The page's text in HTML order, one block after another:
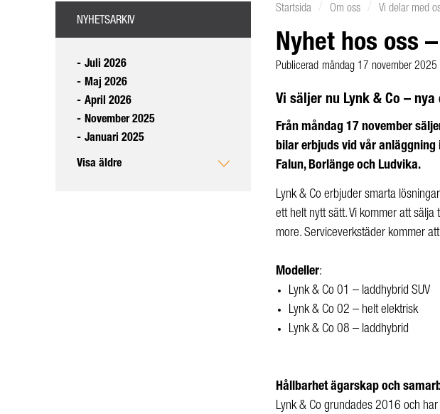
NYHETSARKIV
- Juli 2026
- Maj 2026
- April 2026
- November 2025
- Januari 2025
Visa äldre
Startsida / Om oss / Vi delar med
Nyhet hos oss
Publicerad måndag 17 november 2025
Vi säljer nu Lynk & Co –
Från måndag 17 november
bilar erbjuds vid vår anläggning
Falun, Borlänge och Ludvika.
Lynk & Co erbjuder smarta
ett helt nytt sätt. Vi kommer att
more. Serviceverkstäder kommer
Modeller:
Lynk & Co 01 – laddhybrid SUV
Lynk & Co 02 – helt elektrisk
Lynk & Co 08 – laddhybrid
Hållbarhet ägarskap och
Lynk & Co grundades 2016 och